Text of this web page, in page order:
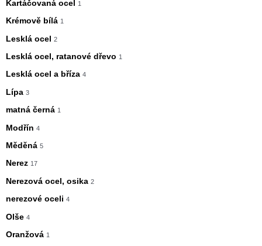
Kartáčovaná ocel 1
Krémově bílá 1
Lesklá ocel 2
Lesklá ocel, ratanové dřevo 1
Lesklá ocel a bříza 4
Lípa 3
matná černá 1
Modřín 4
Měděná 5
Nerez 17
Nerezová ocel, osika 2
nerezové oceli 4
Olše 4
Oranžová 1